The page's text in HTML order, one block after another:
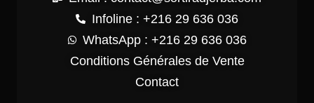
Infoline : +216 29 636 036
WhatsApp : +216 29 636 036
Conditions Générales de Vente
Contact